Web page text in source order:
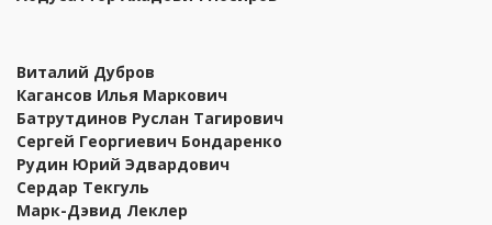
Виталий Дубров
Кагансов Илья Маркович
Батрутдинов Руслан Тагирович
Сергей Георгиевич Бондаренко
Рудин Юрий Эдвардович
Сердар Текгуль
Марк-Дэвид Леклер